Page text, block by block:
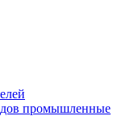
промышленные